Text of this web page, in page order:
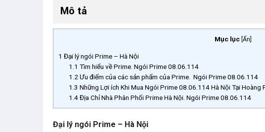
Mô tả
Mục lục Ẩn
1 Đại lý ngói Prime – Hà Nội
1.1 Tìm hiểu về Prime. Ngói Prime 08.06.114
1.2 Ưu điểm của các sản phẩm của Prime. Ngói Prime 08.06.114
1.3 Những Lợi ích Khi Mua Ngói Prime 08.06.114 Hà Nội Tại
1.4Địa Chỉ Nhà Phân Phối Prime Hà Nội. Ngói Prime 08.06.114
Đại lý ngói Prime – Hà Nội